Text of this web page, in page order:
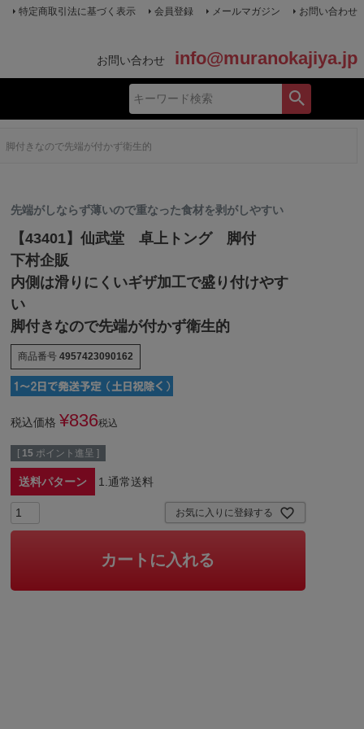
特定商取引法に基づく表示 会員登録 メールマガジン お問い合わせ
お問い合わせ info@muranokajiya.jp
きなので先端が付かず衛生的
先端がしならず薄いので重なった食材を剥がしやすい
【43401】仙武堂 卓上トング 脚付
下村企販
内側は滑りにくいギザ加工で盛り付けやす
い
脚付きなので先端が付かず衛生的
商品番号 4957423090162
税込価格 ¥836税込
[ 15 ポイント進呈 ]
送料パターン 1.通常送料
お気に入りに登録する
カートに入れる